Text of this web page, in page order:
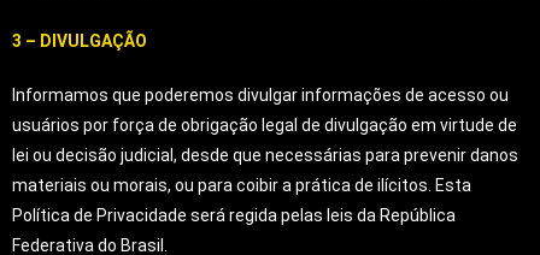
3 – DIVULGAÇÃO
Informamos que poderemos divulgar informações de acesso ou
usuários por força de obrigação legal de divulgação em virtude de
lei ou decisão judicial, desde que necessárias para prevenir danos
materiais ou morais, ou para coibir a prática de ilícitos. Esta
Política de Privacidade será regida pelas leis da República
Federativa do Brasil.